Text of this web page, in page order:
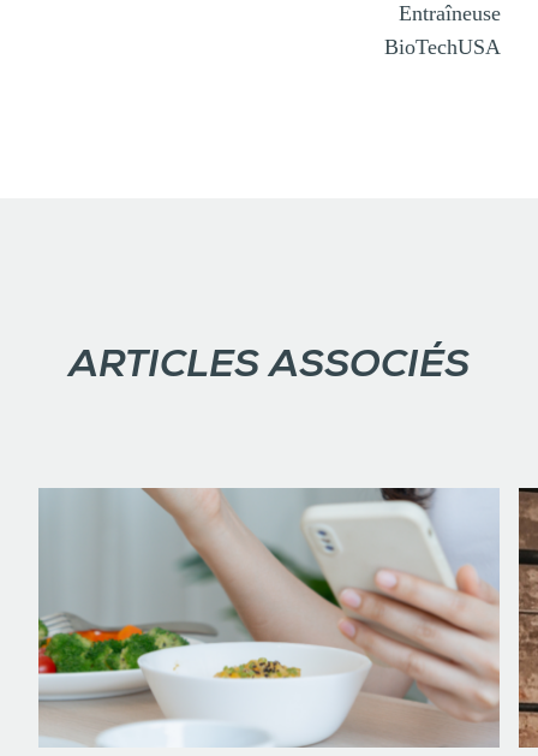
Entraîneuse
BioTechUSA
ARTICLES ASSOCIÉS